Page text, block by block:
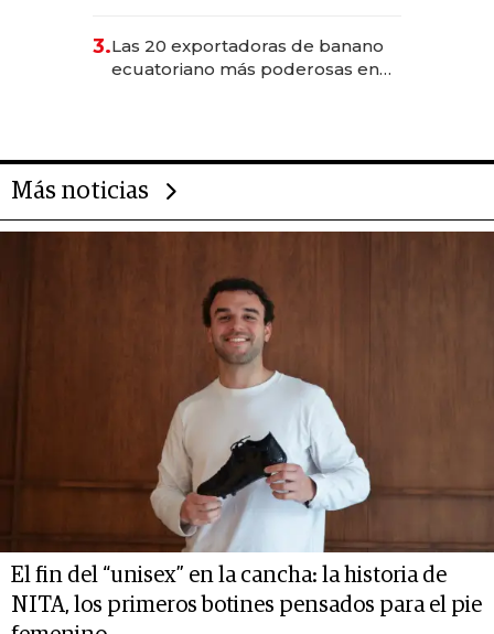
3.Las 20 exportadoras de banano
ecuatoriano más poderosas en
Más noticias
El fin del “unisex” en la cancha: la historia de
NITA, los primeros botines pensados para el pie